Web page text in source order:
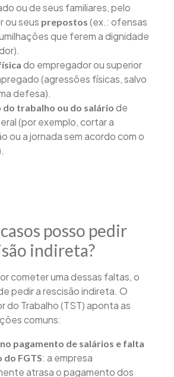
ou de seus familiares, pelo
ou seus prepostos (ex.: ofensas
que ferem a dignidade
do empregador ou superior
(agressões físicas, salvo
defesa).
do trabalho ou do salário de
(por exemplo, cortar a
ou a jornada sem acordo com o
posso pedir
indireta?
cometer uma dessas faltas, o
pedir a rescisão indireta. O
do Trabalho (TST) aponta as
comuns:
pagamento de salários e falta
FGTS: a empresa
atrasa o pagamento dos